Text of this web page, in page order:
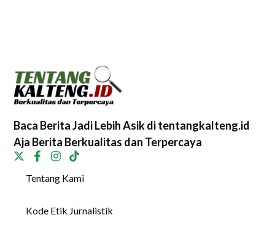
Baca Berita Jadi Lebih Asik di tentangkalteng.id
Aja Berita Berkualitas dan Terpercaya
Tentang Kami
Kode Etik Jurnalistik